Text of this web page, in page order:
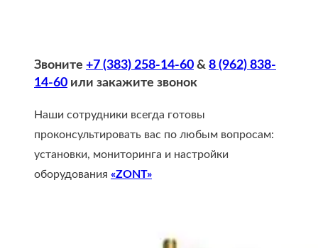
Звоните +7 (383) 258-14-60 & 8 (962) 838-
14-60 или закажите звонок
Наши сотрудники всегда готовы
проконсультировать вас по любым вопросам:
установки, мониторинга и настройки
оборудования «ZONT»